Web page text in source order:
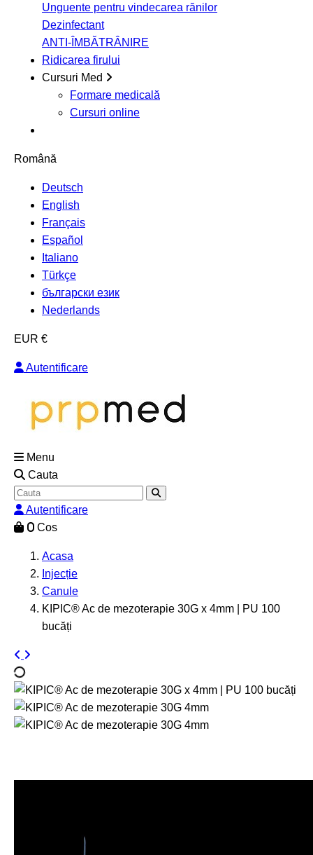
Unguente pentru vindecarea rănilor
Dezinfectant
ANTI-ÎMBĂTRÂNIRE
Ridicarea firului
Cursuri Med
Formare medicală
Cursuri online
Română
Deutsch
English
Français
Español
Italiano
Türkçe
български език
Nederlands
EUR €
Autentificare
Menu
Cauta
Autentificare
0 Cos
Acasa
Injecție
Canule
KIPIC® Ac de mezoterapie 30G x 4mm | PU 100
bucăți